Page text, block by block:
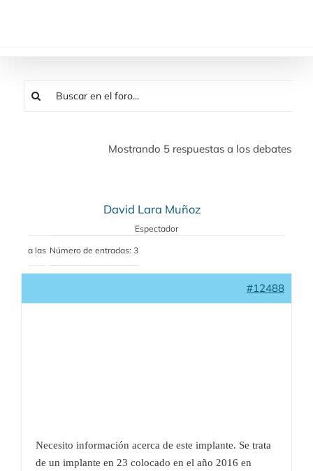
Mostrando 5 respuestas a los debates
David Lara Muñoz
Espectador
a las Número de entradas: 3
#12488
Necesito información acerca de este implante. Se trata
de un implante en 23 colocado en el año 2016 en